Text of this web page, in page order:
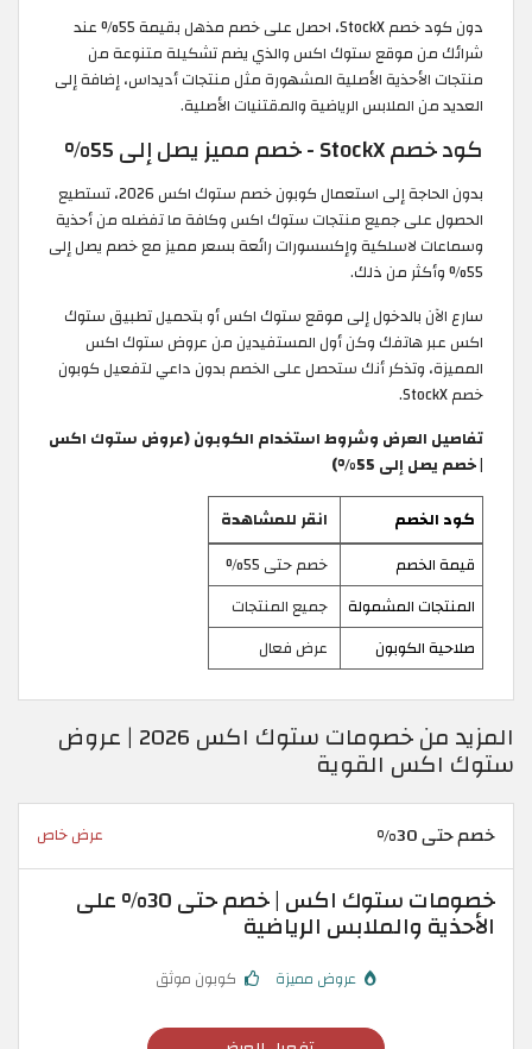
دون كود خصم StockX، احصل على خصم مذهل بقيمة 55% عند
شرائك من موقع ستوك اكس والذي يضم تشكيلة متنوعة من
منتجات الأحذية الأصلية المشهورة مثل منتجات أديداس، إضافة إلى
العديد من الملابس الرياضية والمقتنيات الأصلية.
كود خصم StockX - خصم مميز يصل إلى 55%
بدون الحاجة إلى استعمال كوبون خصم ستوك اكس 2026، تستطيع
الحصول على جميع منتجات ستوك اكس وكافة ما تفضله من أحذية
وسماعات لاسلكية وإكسسورات رائعة بسعر مميز مع خصم يصل إلى
55% وأكثر من ذلك.
سارع الآن بالدخول إلى موقع ستوك اكس أو بتحميل تطبيق ستوك
اكس عبر هاتفك وكن أول المستفيدين من عروض ستوك اكس
المميزة، وتذكر أنك ستحصل على الخصم بدون داعي لتفعيل كوبون
خصم StockX.
تفاصيل العرض وشروط استخدام الكوبون (عروض ستوك اكس
| خصم يصل إلى 55%)
كود الخصم
انقر للمشاهدة
قيمة الخصم
خصم حتى 55%
المنتجات المشمولة
جميع المنتجات
صلاحية الكوبون
عرض فعال
المزيد من خصومات ستوك اكس 2026 | عروض
ستوك اكس القوية
خصم حتى 30% عرض خاص
خصومات ستوك اكس | خصم حتى 30% على
الأحذية والملابس الرياضية
عروض مميزة كوبون موثق